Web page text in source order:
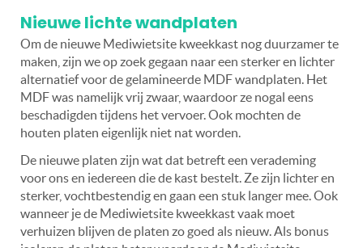
Nieuwe lichte wandplaten
Om de nieuwe Mediwietsite kweekkast nog duurzamer te
maken, zijn we op zoek gegaan naar een sterker en lichter
alternatief voor de gelamineerde MDF wandplaten. Het
MDF was namelijk vrij zwaar, waardoor ze nogal eens
beschadigden tijdens het vervoer. Ook mochten de
houten platen eigenlijk niet nat worden.
De nieuwe platen zijn wat dat betreft een verademing
voor ons en iedereen die de kast bestelt. Ze zijn lichter en
sterker, vochtbestendig en gaan een stuk langer mee. Ook
wanneer je de Mediwietsite kweekkast vaak moet
verhuizen blijven de platen zo goed als nieuw. Als bonus